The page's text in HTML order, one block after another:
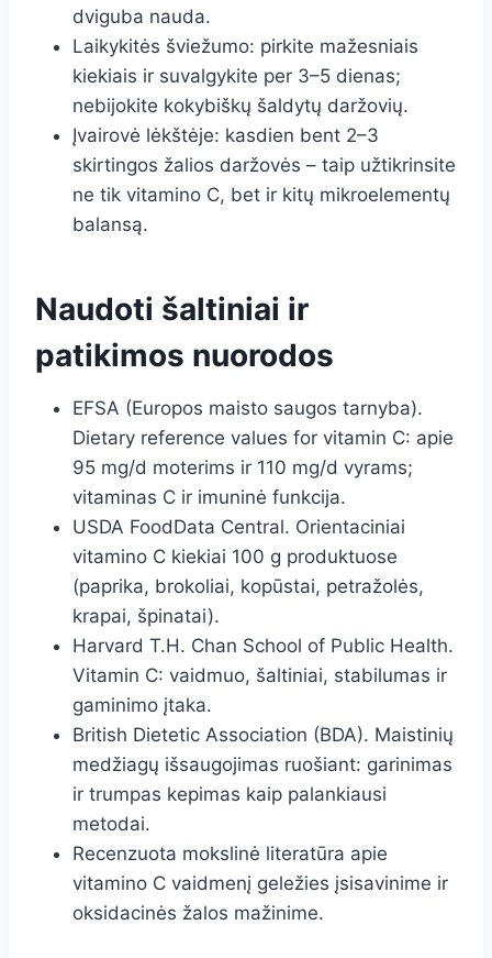
dviguba nauda.
Laikykitės šviežumo: pirkite mažesniais
kiekiais ir suvalgykite per 3–5 dienas;
nebijokite kokybiškų šaldytų daržovių.
Įvairovė lėkštėje: kasdien bent 2–3
skirtingos žalios daržovės – taip užtikrinsite
ne tik vitamino C, bet ir kitų mikroelementų
balansą.
Naudoti šaltiniai ir
patikimos nuorodos
EFSA (Europos maisto saugos tarnyba).
Dietary reference values for vitamin C: apie
95 mg/d moterims ir 110 mg/d vyrams;
vitaminas C ir imuninė funkcija.
USDA FoodData Central. Orientaciniai
vitamino C kiekiai 100 g produktuose
(paprika, brokoliai, kopūstai, petražolės,
krapai, špinatai).
Harvard T.H. Chan School of Public Health.
Vitamin C: vaidmuo, šaltiniai, stabilumas ir
gaminimo įtaka.
British Dietetic Association (BDA). Maistinių
medžiagų išsaugojimas ruošiant: garinimas
ir trumpas kepimas kaip palankiausi
metodai.
Recenzuota mokslinė literatūra apie
vitamino C vaidmenį geležies įsisavinime ir
oksidacinės žalos mažinime.